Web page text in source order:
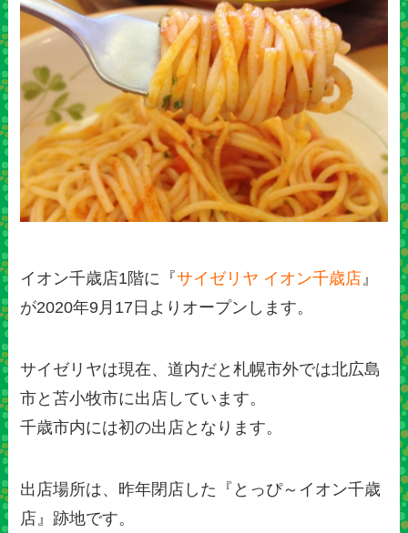
イオン千歳店1階に『サイゼリヤ イオン千歳店 』
が2020年9月17日よりオープンします。
サイゼリヤは現在、道内だと札幌市外では北広島
市と苫小牧市に出店しています。
千歳市内には初の出店となります。
出店場所は、昨年閉店した『とっぴ～イオン千歳
店』跡地です。